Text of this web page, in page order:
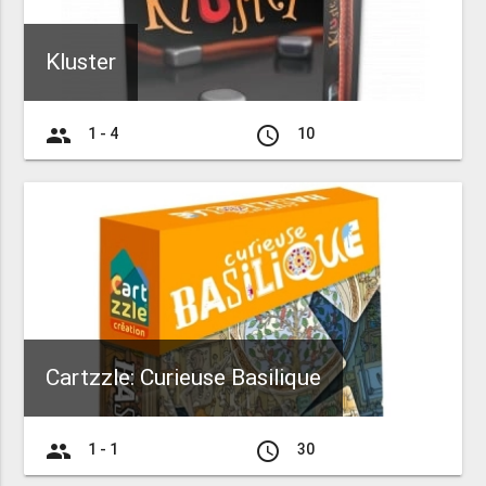
Kluster
group 1 - 4 access_time 10
Cartzzle: Curieuse Basilique
group 1 - 1 access_time 30